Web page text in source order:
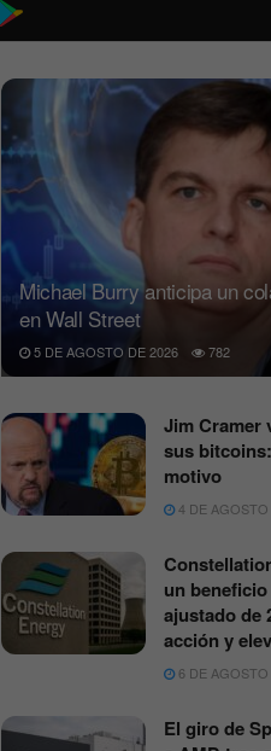
Michael Burry anticipa un
en Wall Street
5 DE AGOSTO DE 2026 782
Jim Cramer
sus
motivo
4 DE AGOSTO
un
ajustado de
acción y
6 DE AGOSTO
El giro de